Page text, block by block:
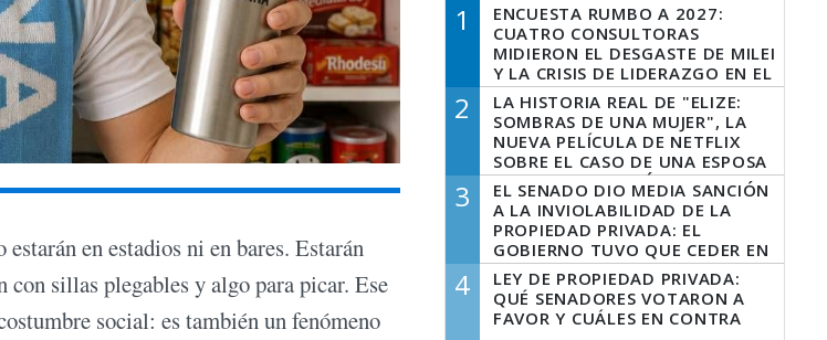
en estadios ni en bares. Estarán
con sillas plegables y algo para picar. Ese
social: es también un fenómeno
1
ENCUESTA RUMBO A 2027:
CUATRO CONSULTORAS
MIDIERON EL DESGASTE DE MILEI
Y LA CRISIS DE LIDERAZGO EN EL
PERONISMO
2
LA HISTORIA REAL DE "ELIZE:
SOMBRAS DE UNA MUJER", LA
NUEVA PELÍCULA DE NETFLIX
SOBRE EL CASO DE UNA ESPOSA
QUE DESCUARTIZÓ A SU
MARIDO
3
EL SENADO DIO MEDIA SANCIÓN
A LA INVIOLABILIDAD DE LA
PROPIEDAD PRIVADA: EL
GOBIERNO TUVO QUE CEDER EN
LA LEY DEL MANEJO DEL FUEGO
4
LEY DE PROPIEDAD PRIVADA:
QUÉ SENADORES VOTARON A
FAVOR Y CUÁLES EN CONTRA